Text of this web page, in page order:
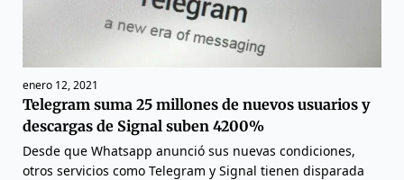
enero 12, 2021
Telegram suma 25 millones de nuevos usuarios y
descargas de Signal suben 4200%
Desde que Whatsapp anunció sus nuevas condiciones,
otros servicios como Telegram y Signal tienen disparada